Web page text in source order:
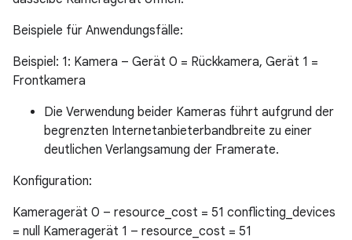
Beispiele für Anwendungsfälle:
Beispiel: 1: Kamera – Gerät 0 = Rückkamera, Gerät 1 =
Frontkamera
Die Verwendung beider Kameras führt aufgrund der
begrenzten Internetanbieterbandbreite zu einer
deutlichen Verlangsamung der Framerate.
Konfiguration:
Kameragerät 0 – resource_cost = 51 conflicting_devices
= null Kameragerät 1 – resource_cost = 51